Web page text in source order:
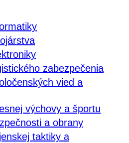
zabezpečenia
vied a
výchovy a športu
a obrany
taktiky a